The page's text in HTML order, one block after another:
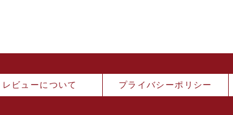
レビューについて プライバシーポリシー